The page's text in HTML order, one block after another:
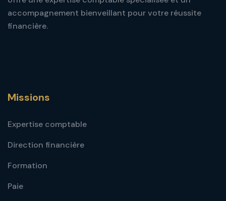
accompagnement bienveillant pour votre réussite
financière.
Missions
Expertise comptable
Direction financière
Formation
Paie